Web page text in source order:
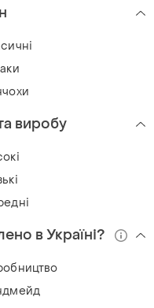
виробу
в Україні?